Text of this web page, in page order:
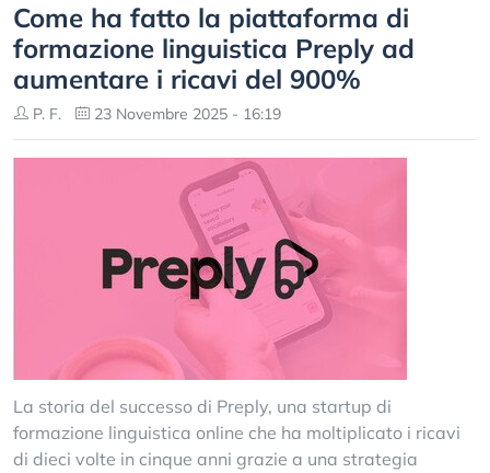
Come ha fatto la piattaforma di
formazione linguistica Preply ad
aumentare i ricavi del 900%
P. F. 23 Novembre 2025 - 16:19
La storia del successo di Preply, una startup di
formazione linguistica online che ha moltiplicato i ricavi
di dieci volte in cinque anni grazie a una strategia